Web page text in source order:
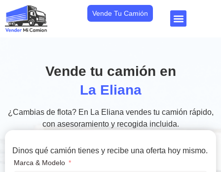
Vende Tu Camión
Vende tu camión en
La Eliana
¿Cambias de flota? En La Eliana vendes tu camión rápido,
con asesoramiento y recogida incluida.
Dinos qué camión tienes y recibe una oferta hoy mismo.
Marca & Modelo